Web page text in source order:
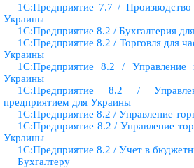
1С:Предприятие 7.7 / Производство
Украины
1С:Предприятие 8.2 / Бухгалтерия
1С:Предприятие 8.2 / Торговля для
Украины
1С:Предприятие 8.2 /
Украины
1С:Предприятие 8.2 /
предприятием для Украины
1С:Предприятие 8.2 / Управление
1С:Предприятие 8.2 / Управление
Украины
1С:Предприятие 8.2 / Учет в
Бухгалтеру